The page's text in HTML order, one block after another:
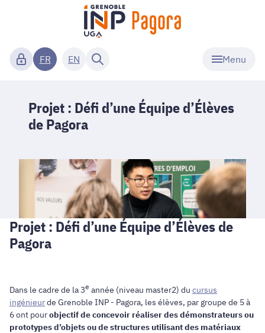
Menu
FR EN
Projet : Défi d’une Équipe d’Élèves
de Pagora
Projet : Défi d’une Équipe d’Élèves de
Pagora
Dans le cadre de la 3e année (niveau master2) du cursus
ingénieurde Grenoble INP - Pagora, les élèves, par groupe de 5 à
6 ont pourobjectif de concevoir réaliser des démonstrateurs ou
prototypes d’objets ou de structures utilisant des matériaux